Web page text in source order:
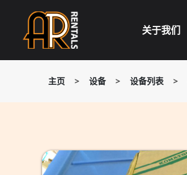
content
关于我们
主页 > 设备 > 设备列表 >